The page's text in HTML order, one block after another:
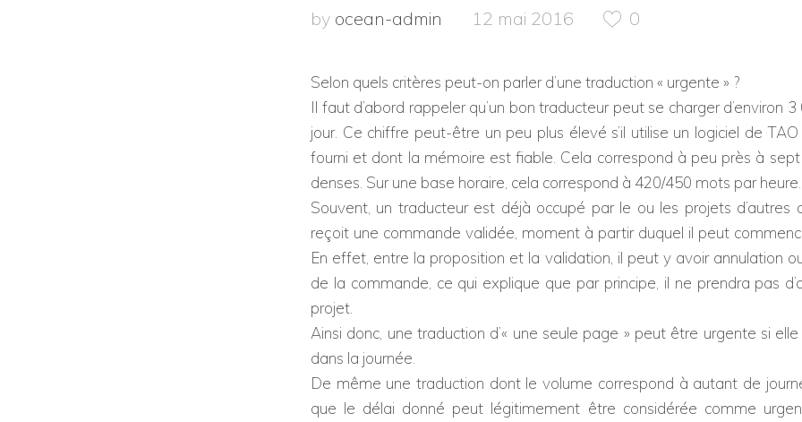
by ocean-admin 12 mai 2016 0
Selon quels critères peut-on parler d’une traduction « urgente » ?
Il faut d’abord rappeler qu’un bon traducteur peut se charger d’environ
jour. Ce chiffre peut-être un peu plus élevé s’il utilise un logiciel de
fourni et dont la mémoire est fiable. Cela correspond à peu près à
denses. Sur une base horaire, cela correspond à 420/450 mots par heure.
Souvent, un traducteur est déjà occupé par le ou les projets d’autres
reçoit une commande validée, moment à partir duquel il peut
En effet, entre la proposition et la validation, il peut y avoir annulation
de la commande, ce qui explique que par principe, il ne prendra pas
projet.
Ainsi donc, une traduction d’« une seule page » peut être urgente si
dans la journée.
De même une traduction dont le volume correspond à autant de
que le délai donné peut légitimement être considérée comme